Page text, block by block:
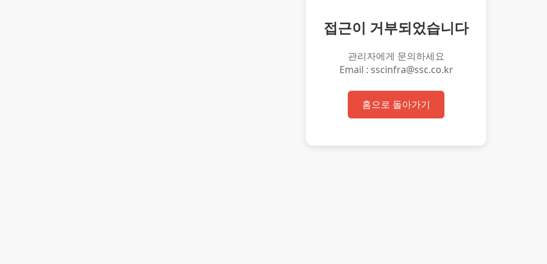
접근이 거부되었습니다
관리자에게 문의하세요
Email : sscinfra@ssc.co.kr
홈으로 돌아가기